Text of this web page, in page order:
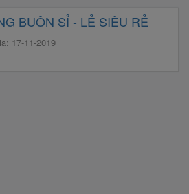
BUÔN SỈ - LẺ SIÊU RẺ
17-11-2019